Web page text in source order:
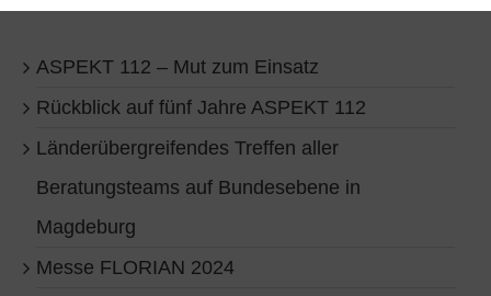
ASPEKT 112 – Mut zum Einsatz
Rückblick auf fünf Jahre ASPEKT 112
Länderübergreifendes Treffen aller
Beratungsteams auf Bundesebene in
Magdeburg
Messe FLORIAN 2024